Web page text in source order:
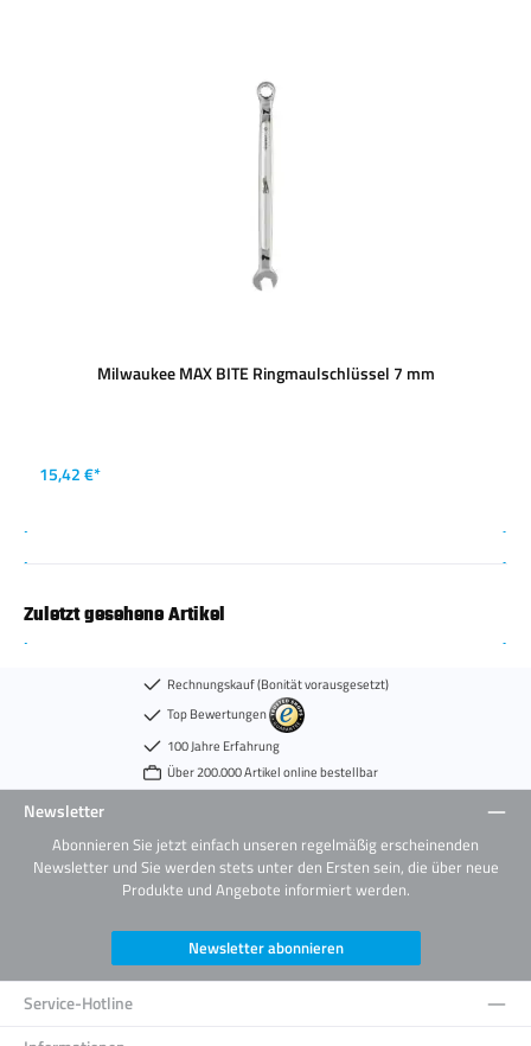
Milwaukee MAX BITE Ringmaulschlüssel 7 mm
15,42 €*
Zuletzt gesehene Artikel
Rechnungskauf (Bonität vorausgesetzt)
Top Bewertungen
100 Jahre Erfahrung
Über 200.000 Artikel online bestellbar
Newsletter
Abonnieren Sie jetzt einfach unseren regelmäßig erscheinenden
Newsletter und Sie werden stets unter den Ersten sein, die über neue
Produkte und Angebote informiert werden.
Newsletter abonnieren
Service-Hotline